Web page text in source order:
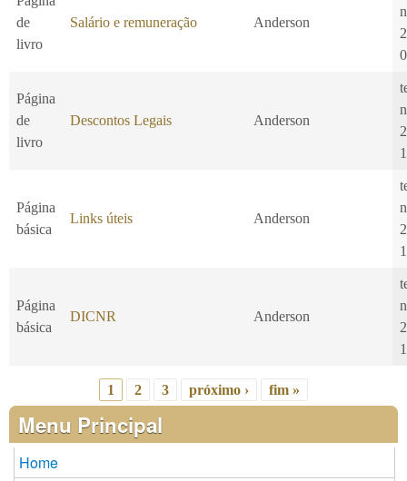
de
livro
Salário e remuneração Anderson
Página
de
livro
Descontos Legais Anderson
Página
básica
Links úteis Anderson
Página
básica
DICNR Anderson
Páginas
1 2 3 próximo › fim »
Menu Principal
Home